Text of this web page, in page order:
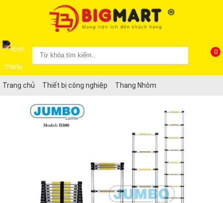
0
Trang chủ Thiết bị công nghiệp Thang Nhôm